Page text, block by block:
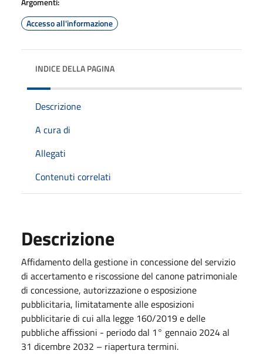
Accesso all'informazione
INDICE DELLA PAGINA
Descrizione
A cura di
Allegati
Contenuti correlati
Descrizione
Affidamento della gestione in concessione del servizio
di accertamento e riscossione del canone patrimoniale
di concessione, autorizzazione o esposizione
pubblicitaria, limitatamente alle esposizioni
pubblicitarie di cui alla legge 160/2019 e delle
pubbliche affissioni - periodo dal 1° gennaio 2024 al
31 dicembre 2032 – riapertura termini.